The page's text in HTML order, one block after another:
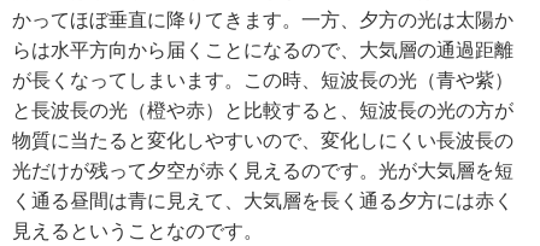
かってほぼ垂直に降りてきます。一方、夕方の光は太陽か
らは水平方向から届くことになるので、大気層の通過距離
が長くなってしまいます。この時、短波長の光（青や紫）
と長波長の光（橙や赤）と比較すると、短波長の光の方が
物質に当たると変化しやすいので、変化しにくい長波長の
光だけが残って夕空が赤く見えるのです。光が大気層を短
く通る昼間は青に見えて、大気層を長く通る夕方には赤く
見えるということなのです。